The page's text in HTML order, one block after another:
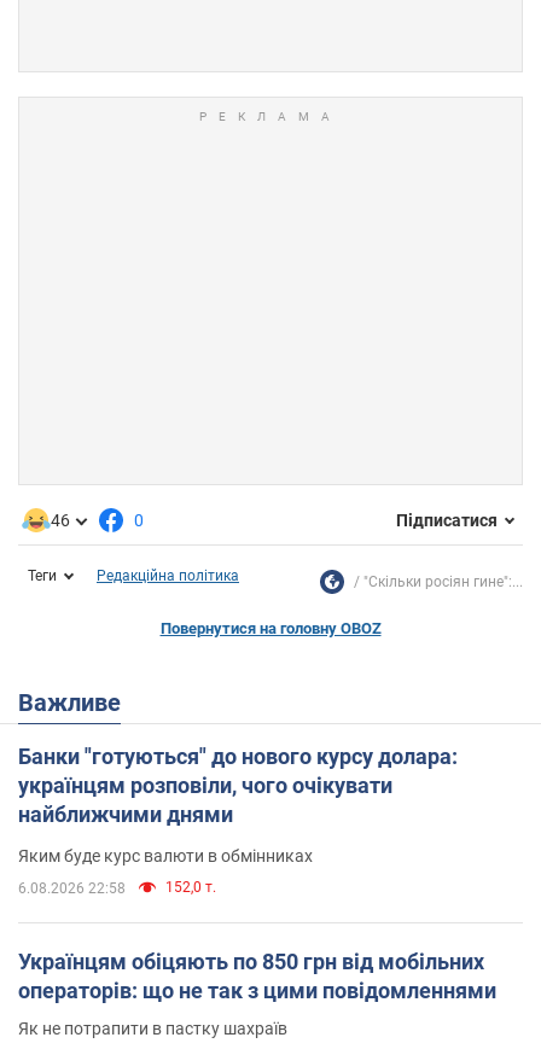
46 0 Підписатися
Теги Редакційна політика "Скільки росіян гине":...
Повернутися на головну OBOZ
Важливе
Банки "готуються" до нового курсу долара:
українцям розповіли, чого очікувати
найближчими днями
Яким буде курс валюти в обмінниках
6.08.2026 22:58 152,0 т.
Українцям обіцяють по 850 грн від мобільних
операторів: що не так з цими повідомленнями
Як не потрапити в пастку шахраїв